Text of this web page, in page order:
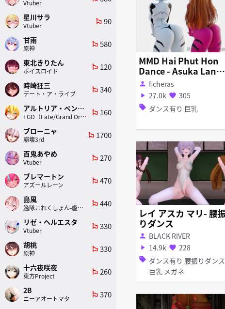
MMD Hai Phut Hon
Dance - Asuka Langl
ey and Rei Ayanami
person ficheras
play_arrow 27.0k favorite 305
sell ダンス有り 巨乳
レイ アスカ マリ- 腰振
りダンス
person BLACK RIVER
play_arrow 14.9k favorite 228
sell ダンス有り 腰振りダンス
巨乳 メガネ
Vtuber
星川サラ
Vtuber
emoji_flags 90
甘雨
原神
emoji_flags 580
東北きりたん
ボイスロイド
emoji_flags 120
時崎狂三
デート・ア・ライブ
emoji_flags 340
アルトリア・ペンドラゴン(ランサー)
FGO（Fate/Grand Order）
emoji_flags 160
ブローニャ
崩壊3rd
emoji_flags 1700
百鬼あやめ
Vtuber
emoji_flags 270
ブレマートン
アズールレーン
emoji_flags 470
島風
艦隊これくしょん-艦これ-
emoji_flags 440
リゼ・ヘルエスタ
Vtuber
emoji_flags 330
胡桃
原神
emoji_flags 330
十六夜咲夜
東方Project
emoji_flags 260
2B
ニーアオートマタ
emoji_flags 370